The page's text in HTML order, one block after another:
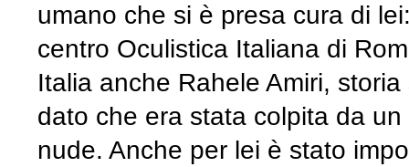
umano che si è presa cura di
centro Oculistica Italiana di
Italia anche Rahele Amiri,
dato che era stata colpita da
nude. Anche per lei è stato